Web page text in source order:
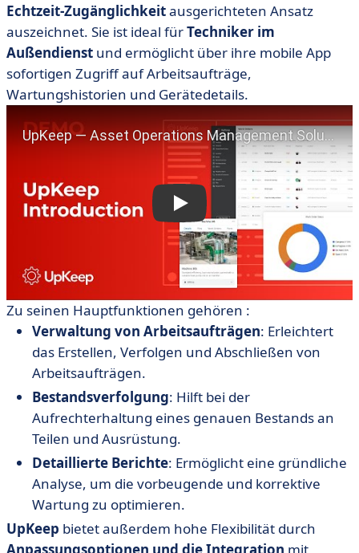
Echtzeit-Zugänglichkeitausgerichteten Ansatz
auszeichnet. Sie ist ideal fürTechniker im
Außendienst und ermöglicht über ihre mobile App
sofortigen Zugriff auf Arbeitsaufträge,
Wartungshistorien und Gerätedetails.
Zu seinen Hauptfunktionen gehören :
Verwaltung von Arbeitsaufträgen: Erleichtert
das Erstellen, Verfolgen und Abschließen von
Arbeitsaufträgen.
Bestandsverfolgung: Hilft bei der
Aufrechterhaltung eines genauen Bestands an
Teilen und Ausrüstung.
Detaillierte Berichte: Ermöglicht eine gründliche
Analyse, um die vorbeugende und korrektive
Wartung zu optimieren.
UpKeep bietet außerdem hohe Flexibilität durch